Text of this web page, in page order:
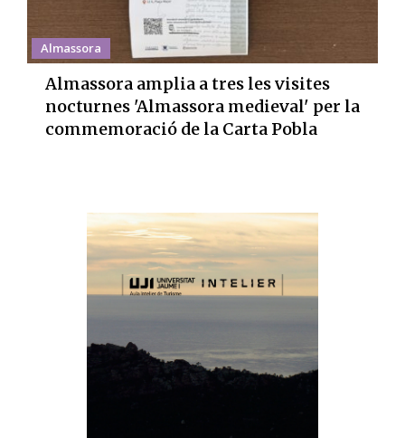
Almassora
Almassora amplia a tres les visites
nocturnes 'Almassora medieval' per la
commemoració de la Carta Pobla